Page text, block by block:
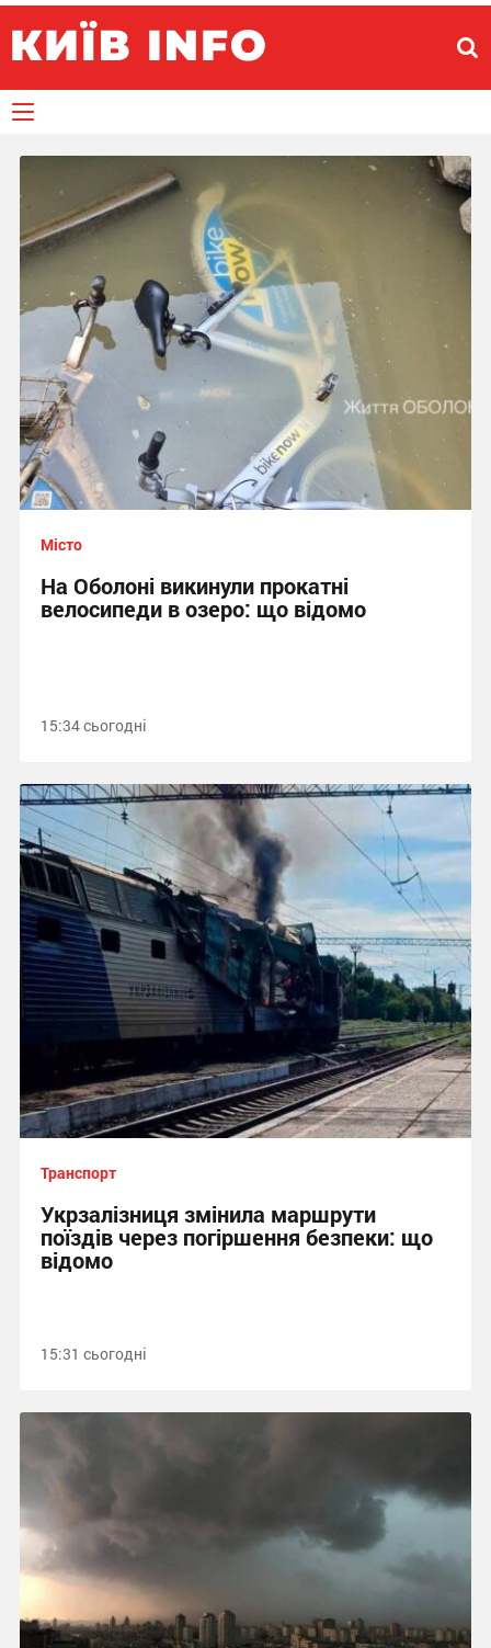
Місто
На Оболоні викинули прокатні
велосипеди в озеро: що відомо
15:34 сьогодні
Транспорт
Укрзалізниця змінила маршрути
поїздів через погіршення безпеки: що
відомо
15:31 сьогодні